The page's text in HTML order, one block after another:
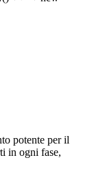
potente per il
in ogni fase,